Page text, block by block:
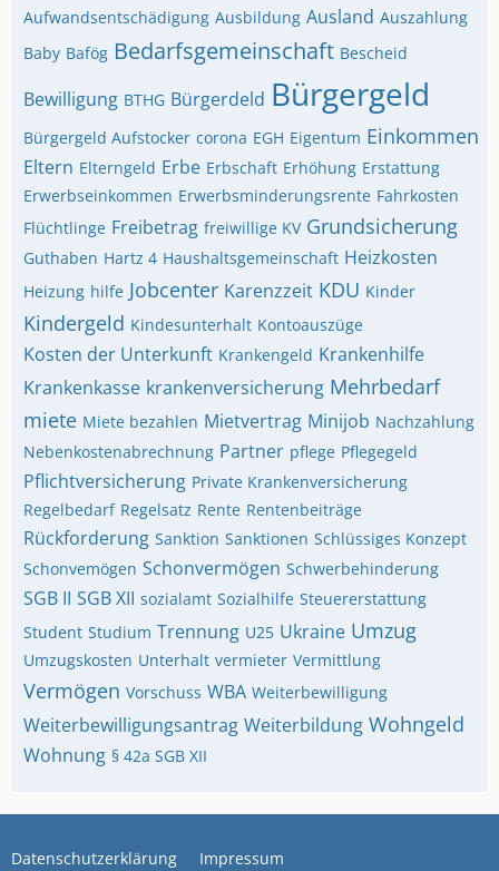
Aufwandsentschädigung Ausbildung Ausland Auszahlung
Baby Bafög Bedarfsgemeinschaft Bescheid
Bewilligung BTHG Bürgerdeld Bürgergeld
Bürgergeld Aufstocker corona EGH Eigentum Einkommen
Eltern Elterngeld Erbe Erbschaft Erhöhung Erstattung
Erwerbseinkommen Erwerbsminderungsrente Fahrkosten
Flüchtlinge Freibetrag freiwillige KV Grundsicherung
Guthaben Hartz 4 Haushaltsgemeinschaft Heizkosten
Heizung hilfe Jobcenter Karenzzeit KDU Kinder
Kindergeld Kindesunterhalt Kontoauszüge
Kosten der Unterkunft Krankengeld Krankenhilfe
Krankenkasse krankenversicherung Mehrbedarf
miete Miete bezahlen Mietvertrag Minijob Nachzahlung
Nebenkostenabrechnung Partner pflege Pflegegeld
Pflichtversicherung Private Krankenversicherung
Regelbedarf Regelsatz Rente Rentenbeiträge
Rückforderung Sanktion Sanktionen Schlüssiges Konzept
Schonvemögen Schonvermögen Schwerbehinderung
SGB II SGB XII sozialamt Sozialhilfe Steuererstattung
Student Studium Trennung U25 Ukraine Umzug
Umzugskosten Unterhalt vermieter Vermittlung
Vermögen Vorschuss WBA Weiterbewilligung
Weiterbewilligungsantrag Weiterbildung Wohngeld
Wohnung § 42a SGB XII
Datenschutzerklärung Impressum